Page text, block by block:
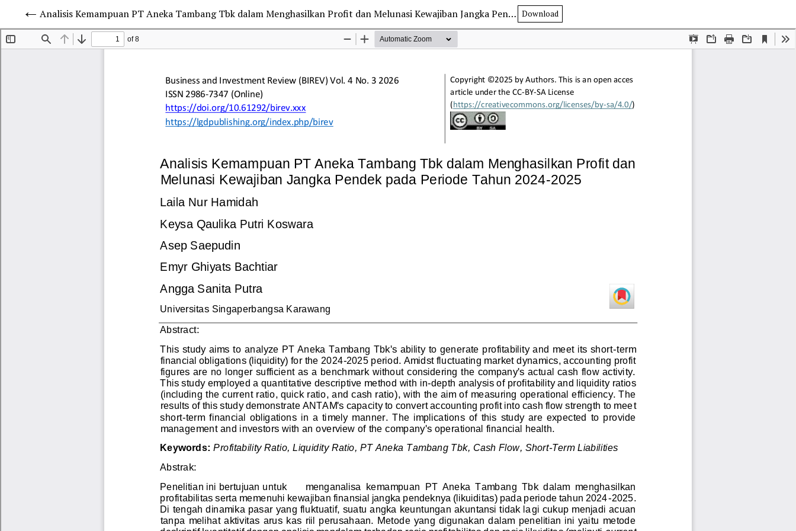
Analisis Kemampuan PT Aneka Tambang Tbk dalam Menghasilkan Profit dan Melunasi Kewajiban Jangka Pendek pada Periode Tahun 2024-2025 Download